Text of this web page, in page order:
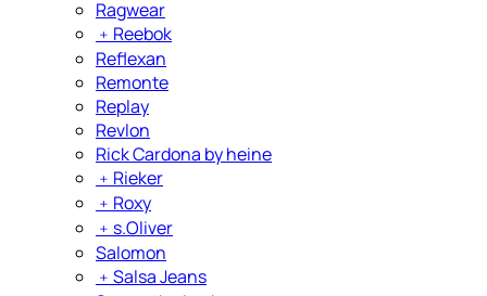
Ragwear
﹢ Reebok
Reflexan
Remonte
Replay
Revlon
Rick Cardona by heine
﹢ Rieker
﹢ Roxy
﹢ s.Oliver
Salomon
﹢ Salsa Jeans